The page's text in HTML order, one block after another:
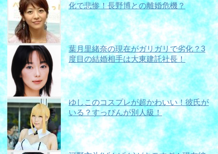
化で悲惨！長野博との離婚危機？
葉月里緒奈の現在がガリガリで劣化？3
度目の結婚相手は大東建託社長！
ゆしこのコスプレが超かわいい！彼氏が
いる？すっぴんが別人級！